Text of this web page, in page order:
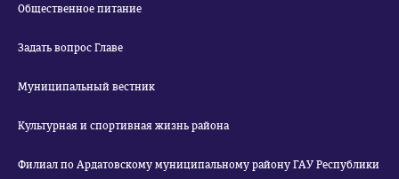
Общественное питание
Задать вопрос Главе
Муниципальный вестник
Культурная и спортивная жизнь района
Филиал по Ардатовскому муниципальному району ГАУ Республики